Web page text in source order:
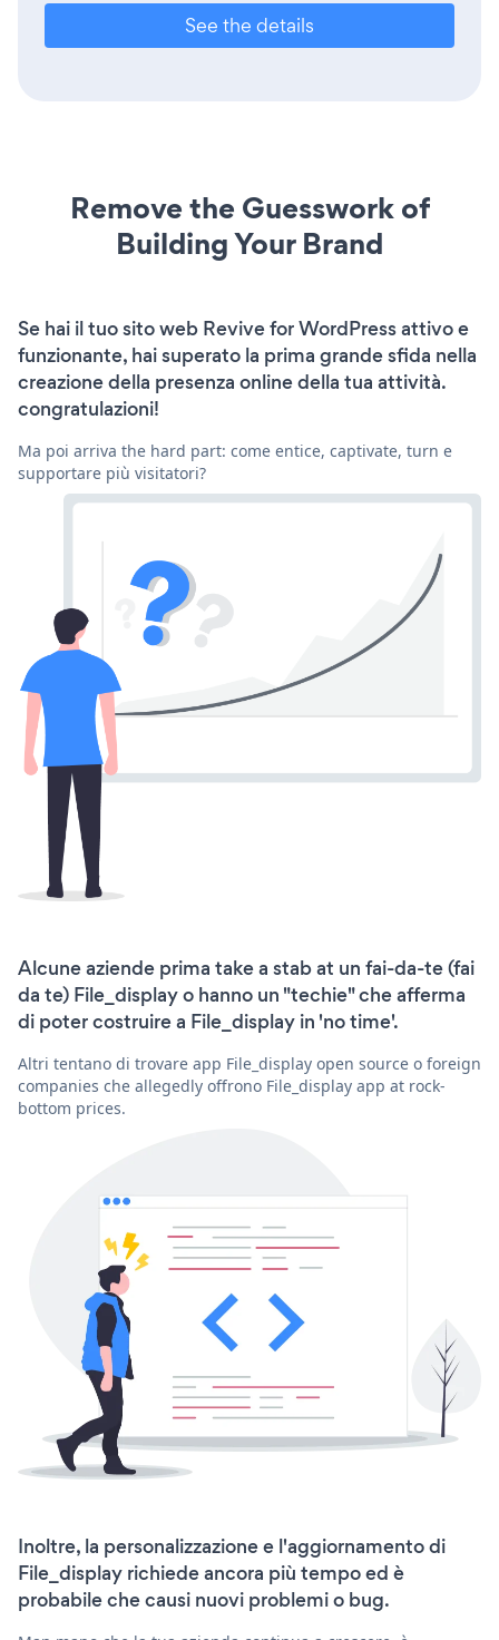
See the details
Remove the Guesswork of
Building Your Brand
Se hai il tuo sito web Revive for WordPress attivo e
funzionante, hai superato la prima grande sfida nella
creazione della presenza online della tua attività.
congratulazioni!
Ma poi arriva the hard part: come entice, captivate, turn e
supportare più visitatori?
Alcune aziende prima take a stab at un fai-da-te (fai
da te) File_display o hanno un "techie" che afferma
di poter costruire a File_display in 'no time'.
Altri tentano di trovare app File_display open source o foreign
companies che allegedly offrono File_display app at rock-
bottom prices.
Inoltre, la personalizzazione e l'aggiornamento di
File_display richiede ancora più tempo ed è
probabile che causi nuovi problemi o bug.